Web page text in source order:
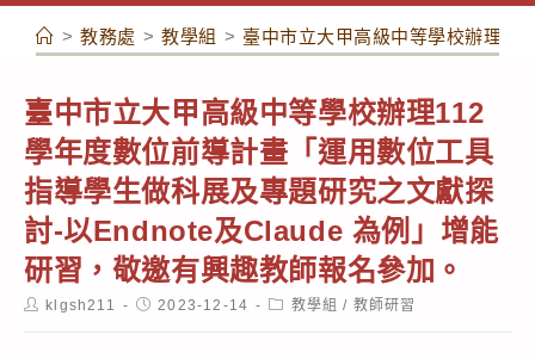
容
> 教務處 > 教學組 > 臺中市立大甲高級中等學校辦理
臺中市立大甲高級中等學校辦理112
學年度數位前導計畫「運用數位工具
指導學生做科展及專題研究之文獻探
討-以Endnote及Claude 為例」增能
研習，敬邀有興趣教師報名參加。
Postklgsh211
Post2023-12-14
Post教學組 / 教師研習